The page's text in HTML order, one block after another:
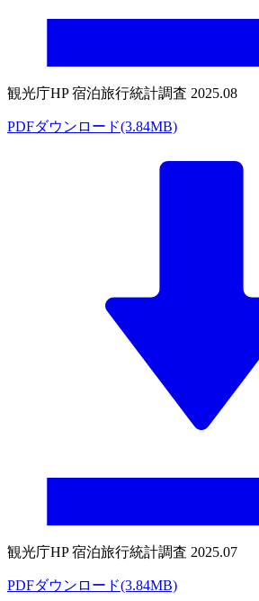
観光庁HP 宿泊旅行統計調査 2025.08
PDFダウンロード(3.84MB)
観光庁HP 宿泊旅行統計調査 2025.07
PDFダウンロード(3.84MB)